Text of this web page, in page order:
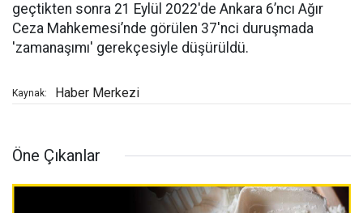
geçtikten sonra 21 Eylül 2022'de Ankara 6’ncı Ağır
Ceza Mahkemesi’nde görülen 37'nci duruşmada
'zamanaşımı' gerekçesiyle düşürüldü.
Kaynak: Haber Merkezi
Öne Çıkanlar